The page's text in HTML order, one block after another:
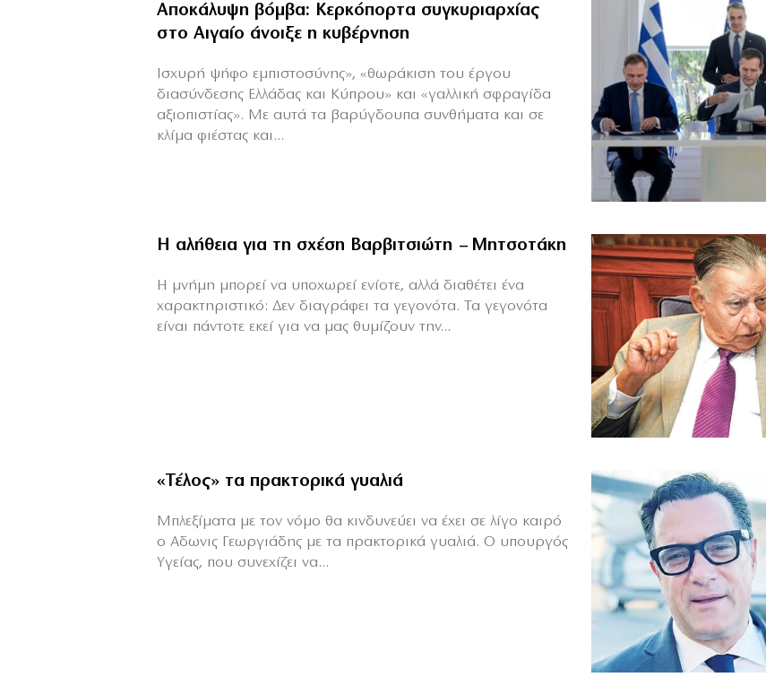
Αποκάλυψη βόμβα: Κερκόπορτα συγκυριαρχίας
στο Αιγαίο άνοιξε η κυβέρνηση
Ισχυρή ψήφο εμπιστοσύνης», «θωράκιση του έργου
διασύνδεσης Ελλάδας και Κύπρου» και «γαλλική σφραγίδα
αξιοπιστίας». Με αυτά τα βαρύγδουπα συνθήματα και σε
κλίμα φιέστας και...
Η αλήθεια για τη σχέση Βαρβιτσιώτη – Μητσοτάκη
H μνήμη μπορεί να υποχωρεί ενίοτε, αλλά διαθέτει ένα
χαρακτηριστικό: Δεν διαγράφει τα γεγονότα. Τα γεγονότα
είναι πάντοτε εκεί για να μας θυμίζουν την...
«Τέλος» τα πρακτορικά γυαλιά
Μπλεξίματα με τον νόμο θα κινδυνεύει να έχει σε λίγο καιρό
ο Αδωνις Γεωργιάδης με τα πρακτορικά γυαλιά. Ο υπουργός
Υγείας, που συνεχίζει να...